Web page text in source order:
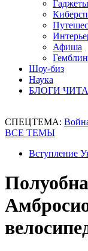
Гаджеты
Афиша
Шоу-биз
Наука
БЛОГИ
СПЕЦТЕМА:
ВСЕ ТЕМЫ
Вступление